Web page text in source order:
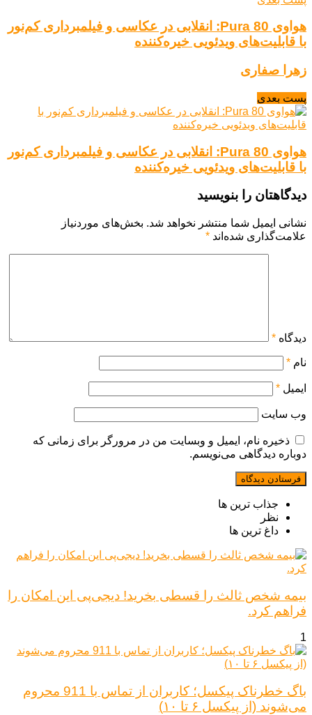
هواوی Pura 80: انقلابی در عکاسی و فیلمبرداری کم‌نور
با قابلیت‌های ویدئویی خیره‌کننده
زهرا صفاری
پست بعدی
هواوی Pura 80: انقلابی در عکاسی و فیلمبرداری کم‌نور
با قابلیت‌های ویدئویی خیره‌کننده
دیدگاهتان را بنویسید
نشانی ایمیل شما منتشر نخواهد شد. بخش‌های موردنیاز
علامت‌گذاری شده‌اند *
دیدگاه *
نام *
ایمیل *
وب‌ سایت
ذخیره نام، ایمیل و وبسایت من در مرورگر برای زمانی که
دوباره دیدگاهی می‌نویسم.
جذاب ترین ها
نظر
داغ ترین ها
بیمه شخص ثالث را قسطی بخرید! دیجی‌پی این امکان را
فراهم کرد.
1
باگ خطرناک پیکسل؛ کاربران از تماس با 911 محروم
می‌شوند (از پیکسل ۶ تا ۱۰)